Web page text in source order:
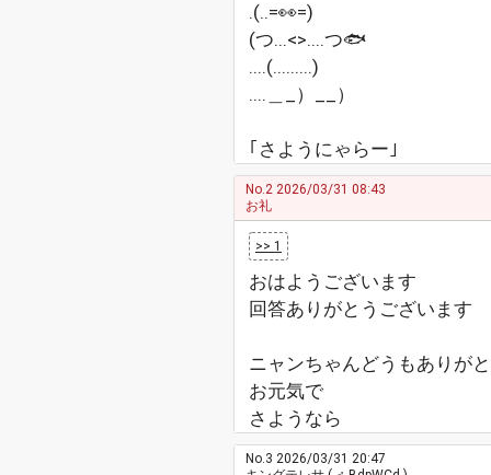
.(..=👀=)
(つ...<>....つ🐟
....(.........)
....＿_）__）
｢さようにゃらー｣
No.2 2026/03/31 08:43
お礼
>> 1
おはようございます
回答ありがとうございます
ニャンちゃんどうもありが
お元気で
さようなら
No.3 2026/03/31 20:47